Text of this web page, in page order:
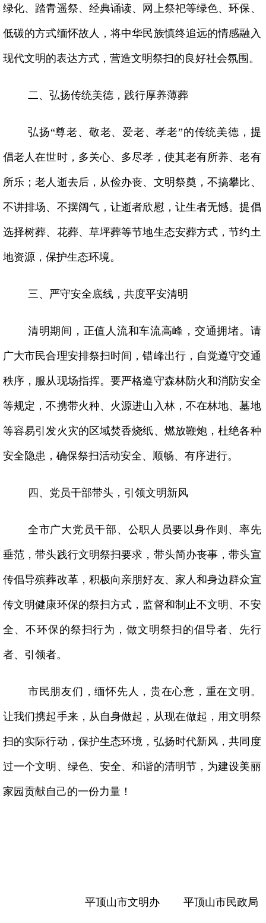
绿化、踏青遥祭、经典诵读、网上祭祀等绿色、环保、
低碳的方式缅怀故人，将中华民族慎终追远的情感融入
现代文明的表达方式，营造文明祭扫的良好社会氛围。
二、弘扬传统美德，践行厚养薄葬
弘扬“尊老、敬老、爱老、孝老”的传统美德，提
倡老人在世时，多关心、多尽孝，使其老有所养、老有
所乐；老人逝去后，从俭办丧、文明祭奠，不搞攀比、
不讲排场、不摆阔气，让逝者欣慰，让生者无憾。提倡
选择树葬、花葬、草坪葬等节地生态安葬方式，节约土
地资源，保护生态环境。
三、严守安全底线，共度平安清明
清明期间，正值人流和车流高峰，交通拥堵。请
广大市民合理安排祭扫时间，错峰出行，自觉遵守交通
秩序，服从现场指挥。要严格遵守森林防火和消防安全
等规定，不携带火种、火源进山入林，不在林地、墓地
等容易引发火灾的区域焚香烧纸、燃放鞭炮，杜绝各种
安全隐患，确保祭扫活动安全、顺畅、有序进行。
四、党员干部带头，引领文明新风
全市广大党员干部、公职人员要以身作则、率先
垂范，带头践行文明祭扫要求，带头简办丧事，带头宣
传倡导殡葬改革，积极向亲朋好友、家人和身边群众宣
传文明健康环保的祭扫方式，监督和制止不文明、不安
全、不环保的祭扫行为，做文明祭扫的倡导者、先行
者、引领者。
市民朋友们，缅怀先人，贵在心意，重在文明。
让我们携起手来，从自身做起，从现在做起，用文明祭
扫的实际行动，保护生态环境，弘扬时代新风，共同度
过一个文明、绿色、安全、和谐的清明节，为建设美丽
家园贡献自己的一份力量！
平顶山市文明办 平顶山市民政局